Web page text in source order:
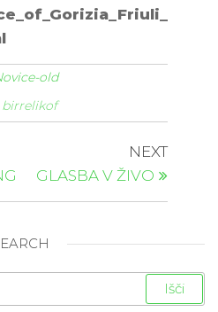
old
birrelikof
NEXT
GLASBA V ŽIVO